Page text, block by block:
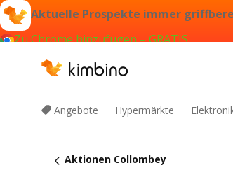
Aktuelle Prospekte immer
Zu Chrome hinzufügen – GRATIS
Angebote Hypermärkte
Aktionen Collombey